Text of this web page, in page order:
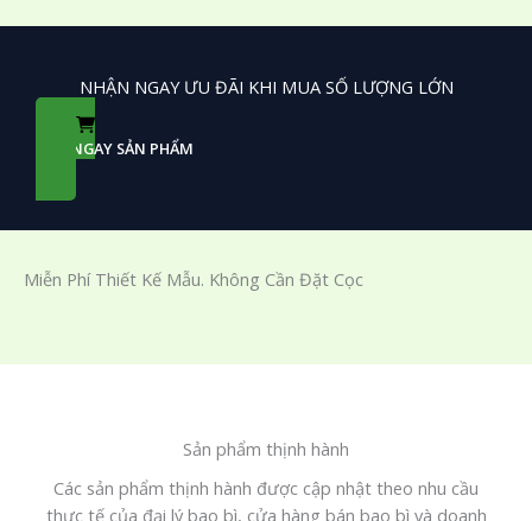
NHẬN NGAY ƯU ĐÃI KHI MUA SỐ LƯỢNG LỚN
XEM NGAY SẢN PHẨM
Miễn Phí Thiết Kế Mẫu. Không Cần Đặt Cọc
Sản phẩm thịnh hành
Các sản phẩm thịnh hành được cập nhật theo nhu cầu
thực tế của đại lý bao bì, cửa hàng bán bao bì và doanh